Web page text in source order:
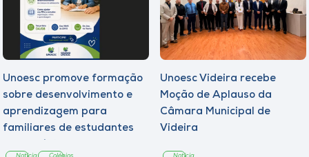
Unoesc promove formação
sobre desenvolvimento e
aprendizagem para
familiares de estudantes
Unoesc Videira recebe
Moção de Aplauso da
Câmara Municipal de
Videira